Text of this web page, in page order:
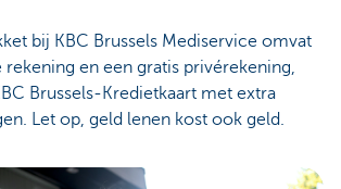
bij KBC Brussels Mediservice omvat
rekening en een gratis privérekening,
Brussels-Kredietkaart met extra
Let op, geld lenen kost ook geld.